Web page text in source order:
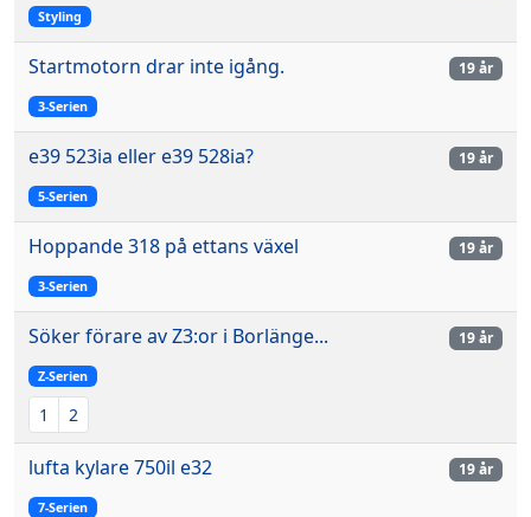
Styling
Startmotorn drar inte igång.
3-Serien
19 år
e39 523ia eller e39 528ia?
5-Serien
19 år
Hoppande 318 på ettans växel
3-Serien
19 år
Söker förare av Z3:or i Borlänge...
Z-Serien
1 2
19 år
lufta kylare 750il e32
7-Serien
19 år